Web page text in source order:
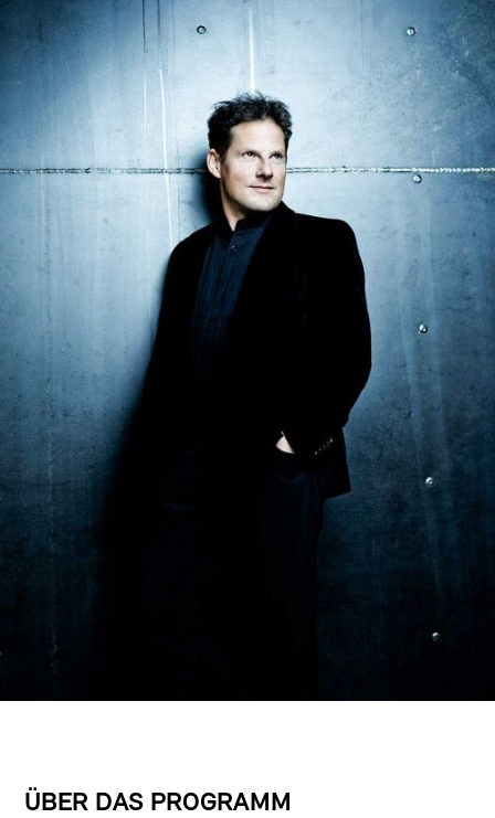
DISKOGRAFIE
MEDIENECHO
MITTEILUNGEN
MEDIENSTELLE
SHOP
IHR ENGAGEMENT
MITGLIED WERDEN
PARTNER*IN
SPENDEN
DE EN
ÜBER DAS PROGRAMM